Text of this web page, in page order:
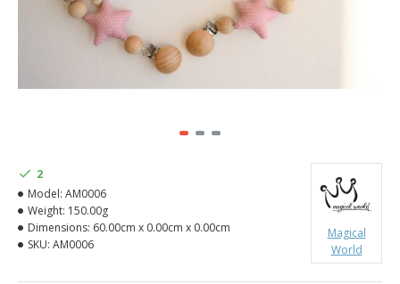
2
Model: AM0006
Weight: 150.00g
Dimensions: 60.00cm x 0.00cm x 0.00cm
SKU: AM0006
Magical
World